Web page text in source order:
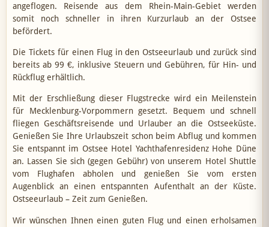
angeflogen. Reisende aus dem Rhein-Main-Gebiet werden
somit noch schneller in ihren Kurzurlaub an der Ostsee
befördert.
Die Tickets für einen Flug in den Ostseeurlaub und zurück sind
bereits ab 99 €, inklusive Steuern und Gebühren, für Hin- und
Rückflug erhältlich.
Mit der Erschließung dieser Flugstrecke wird ein Meilenstein
für Mecklenburg-Vorpommern gesetzt. Bequem und schnell
fliegen Geschäftsreisende und Urlauber an die Ostseeküste.
Genießen Sie Ihre Urlaubszeit schon beim Abflug und kommen
Sie entspannt im Ostsee Hotel Yachthafenresidenz Hohe Düne
an. Lassen Sie sich (gegen Gebühr) von unserem Hotel Shuttle
vom Flughafen abholen und genießen Sie vom ersten
Augenblick an einen entspannten Aufenthalt an der Küste.
Ostseeurlaub – Zeit zum Genießen.
Wir wünschen Ihnen einen guten Flug und einen erholsamen